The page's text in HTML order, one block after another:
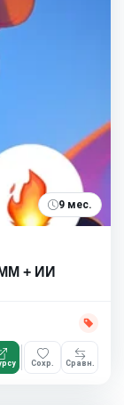
9 мес.
+ ИИ
Сохр. Сравн.